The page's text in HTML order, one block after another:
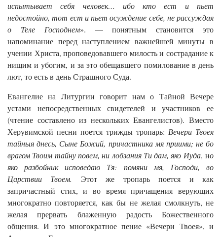
испытывает себя человек… ибо кто ест и пьет
недостойно, тот ест и пьет осуждение себе, не рассуждая
о Теле Господнем». — понятным становится это
напоминание перед наступлением важнейшей минуты в
учении Христа, проповедовавшего милость и сострадание к
нищим и убогим, и за это обещавшего помилование в день
лют, то есть в день Страшного Суда.
Евангелие на Литургии говорит нам о Тайной Вечере
устами непосредственных свидетелей и участников ее
(чтение составлено из нескольких Евангелистов). Вместо
Херувимской песни поется трижды тропарь: Вечери Твоея
тайныя днесь, Сыне Божий, причастника мя приими; не бо
врагом Твоим тайну повем, ни лобзания Ти дам, яко Иуда, но
яко разбойник исповедаю Тя: помяни мя, Господи, во
Царствии Твоем.
Этот же тропарь поется и как
запричастный стих, и во время причащения верующих
многократно повторяется, как бы не желая смолкнуть, не
желая прервать блаженную радость Божественного
общения. И это многократное пение «Вечери Твоея», и